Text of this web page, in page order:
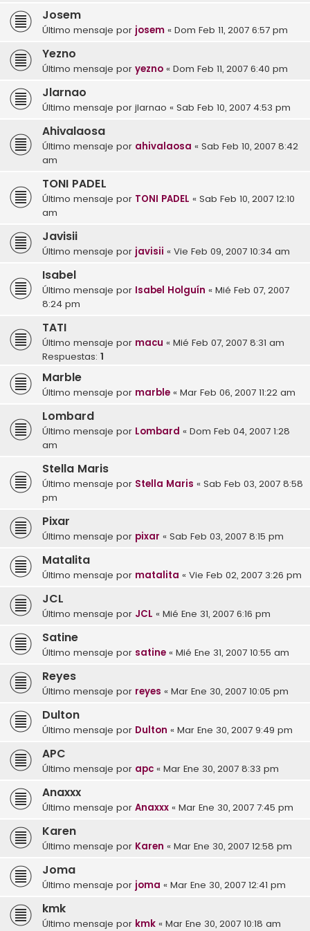
Josem
Último mensaje por josem « Dom Feb 11, 2007 6:57 pm
Yezno
Último mensaje por yezno « Dom Feb 11, 2007 6:40 pm
Jlarnao
Último mensaje por jlarnao « Sab Feb 10, 2007 4:53 pm
Ahivalaosa
Último mensaje por ahivalaosa « Sab Feb 10, 2007 8:42
am
TONI PADEL
Último mensaje por TONI PADEL « Sab Feb 10, 2007 12:10
am
Javisii
Último mensaje por javisii « Vie Feb 09, 2007 10:34 am
Isabel
Último mensaje por Isabel Holguín « Mié Feb 07, 2007
8:24 pm
TATI
Último mensaje por macu « Mié Feb 07, 2007 8:31 am
Respuestas: 1
Marble
Último mensaje por marble « Mar Feb 06, 2007 11:22 am
Lombard
Último mensaje por Lombard « Dom Feb 04, 2007 1:28
am
Stella Maris
Último mensaje por Stella Maris « Sab Feb 03, 2007 8:58
pm
Pixar
Último mensaje por pixar « Sab Feb 03, 2007 8:15 pm
Matalita
Último mensaje por matalita « Vie Feb 02, 2007 3:26 pm
JCL
Último mensaje por JCL « Mié Ene 31, 2007 6:16 pm
Satine
Último mensaje por satine « Mié Ene 31, 2007 10:55 am
Reyes
Último mensaje por reyes « Mar Ene 30, 2007 10:05 pm
Dulton
Último mensaje por Dulton « Mar Ene 30, 2007 9:49 pm
APC
Último mensaje por apc « Mar Ene 30, 2007 8:33 pm
Anaxxx
Último mensaje por Anaxxx « Mar Ene 30, 2007 7:45 pm
Karen
Último mensaje por Karen « Mar Ene 30, 2007 12:58 pm
Joma
Último mensaje por joma « Mar Ene 30, 2007 12:41 pm
kmk
Último mensaje por kmk « Mar Ene 30, 2007 10:18 am